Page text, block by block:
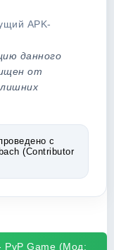
APK-
данного
от
с
(Contributor
PvP Game (Мод: